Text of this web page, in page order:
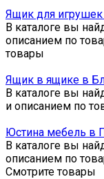
Ящик для
В каталоге вы
описанием по
товары
Ящик в ящике в
В каталоге вы
и описанием по
Юстина мебель в
В каталоге вы
описанием по
Смотрите товары